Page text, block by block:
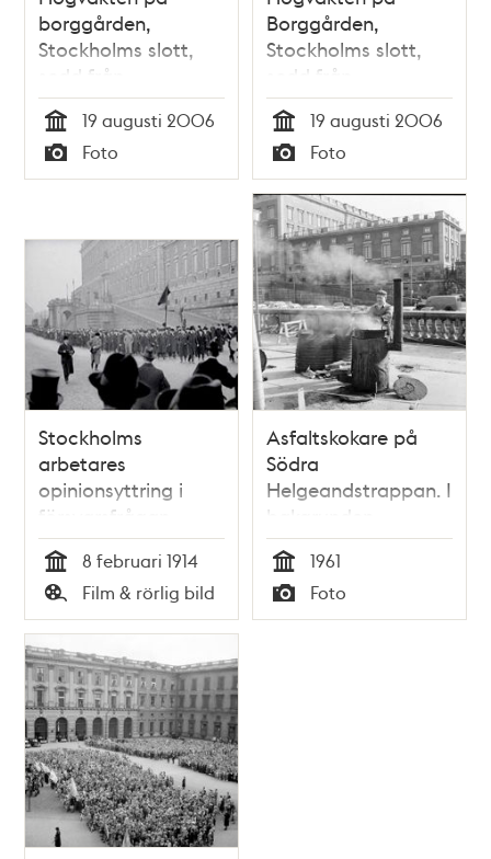
borggården,
Stockholms slott,
sedd från
Storkyrkans torn
Tid
19 augusti 2006
Typ
Foto
Borggården,
Stockholms slott,
sedd från
Storkyrkans torn
Tid
19 augusti 2006
Typ
Foto
Stockholms
arbetares
opinionsyttring i
försvarsfrågan
Tid
8 februari 1914
Typ
Film & rörlig bild
Asfaltskokare på
Södra
Helgeandstrappan. I
bakgrunden
Lejonbacken och
Stockholms slott
Tid
1961
Typ
Foto